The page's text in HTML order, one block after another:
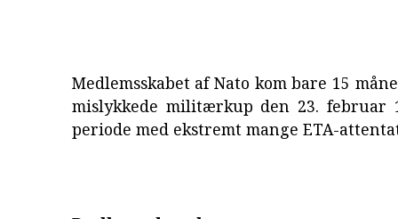
Medlemsskabet af Nato kom bare 15
mislykkede militærkup den 23. februar
periode med ekstremt mange ETA-